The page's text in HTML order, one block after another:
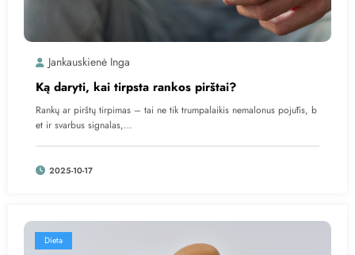
Jankauskienė Inga
Ką daryti, kai tirpsta rankos pirštai?
Rankų ar pirštų tirpimas – tai ne tik trumpalaikis nemalonus pojūtis, b
et ir svarbus signalas,…
2025-10-17
Dieta